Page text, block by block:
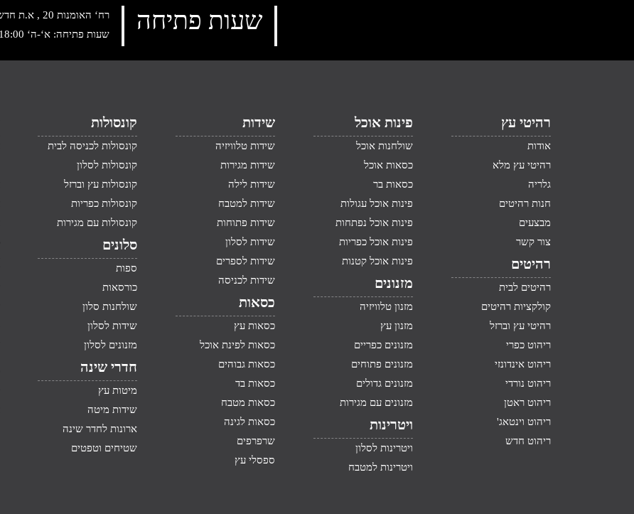
רח‘ האומנות 20 , א.ת חדש נתניה, טלפון:
שעות פתיחה: א‘-ה‘ 10:00-18:00 , שישי: 9:00-14:00
שעות פתיחה
רהיטי עץ
אודות
רהיטי עץ מלא
גלריה
חנות רהיטים
מבצעים
צור קשר
רהיטים
רהיטים לבית
קולקציות רהיטים
רהיטי עץ וברזל
ריהוט כפרי
ריהוט אינדונזי
ריהוט נורדי
ריהוט ראטן
ריהוט וינטאג'
ריהוט חדש
פינות אוכל
שולחנות אוכל
כסאות אוכל
כסאות בר
פינות אוכל עגולות
פינות אוכל נפתחות
פינות אוכל כפריות
פינות אוכל קטנות
מזנונים
מזנון טלוויזיה
מזנון עץ
מזנונים כפריים
מזנונים פתוחים
מזנונים גדולים
מזנונים עם מגירות
ויטרינות
ויטרינות לסלון
ויטרינות למטבח
שידות
שידות טלוויזיה
שידות מגירות
שידות לילה
שידות למטבח
שידות פתוחות
שידות לסלון
שידות לספרים
שידות לכניסה
כסאות
כסאות עץ
כסאות לפינת אוכל
כסאות גבוהים
כסאות בד
כסאות מטבח
כסאות לגינה
שרפרפים
ספסלי עץ
קונסולות
קונסולות לכניסה לבית
קונסולות לסלון
קונסולות עץ וברזל
קונסולות כפריות
קונסולות עם מגירות
סלונים
ספות
כורסאות
שולחנות סלון
שידות לסלון
מזנונים לסלון
חדרי שינה
מיטות עץ
שידות מיטה
ארונות לחדר שינה
שטיחים וטפטים